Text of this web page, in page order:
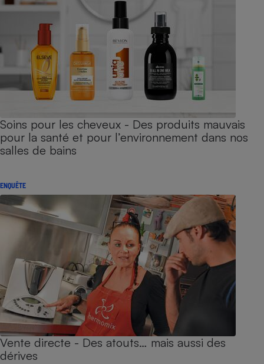
Soins pour les cheveux - Des produits mauvais
pour la santé et pour l’environnement dans nos
salles de bains
ENQUÊTE
Vente directe - Des atouts… mais aussi des
dérives